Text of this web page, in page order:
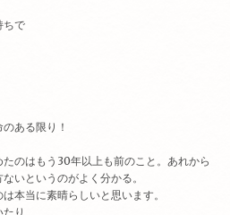
ちで
ある限り！
のはもう30年以上も前のこと。あれから
いというのがよく分かる。
本当に素晴らしいと思います。
り